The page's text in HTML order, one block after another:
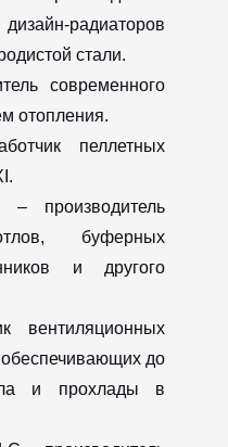
радиаторов
стали.
современного
отопления.
пеллетных
производитель
буферных
и другого
вентиляционных
до
и прохлады в